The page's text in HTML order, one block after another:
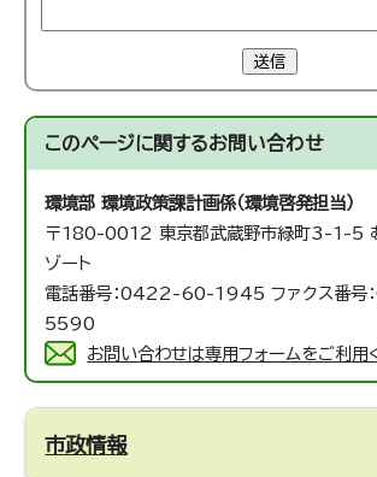
送信
このページに関するお問い合わせ
環境部 環境政策課計画係（環境啓発担当）
〒180-0012 東京都武蔵野市緑町3-1-5
ゾート
電話番号：0422-60-1945 ファクス番
5590
お問い合わせは専用フォームをご利用
市政情報